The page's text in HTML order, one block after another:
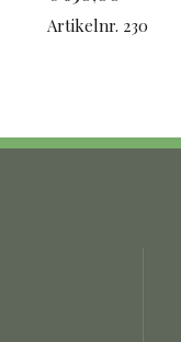
Artikelnr. 230